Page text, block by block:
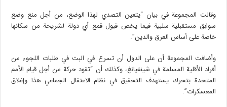
وقالت المجموعة في بيان “يتعين التصدي لهذا الوضع، من أجل منع وضع
سوابق مستقبلية سلبية فيما يخص قبول قمع أي دولة لشريحة من سكانها
خاصة على أساس العرق والدين”.
وأضافت المجموعة أن على الدول أن تسرع في البت في طلبات اللجوء من
أفراد الأقلية المسلمة في شينغيانغ، وكذلك أن “تقود حركة من أجل قيام الأمم
المتحدة بتحرك يستهدف التحقيق في نظام الاعتقال الجماعي هذا وإغلاق
المعسكرات”.